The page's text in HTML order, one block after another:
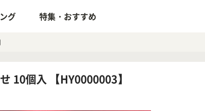
グ 特集・おすすめ
10個入 【HY0000003】